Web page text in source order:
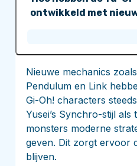
ontwikkeld met
Nieuwe mechanics
Pendulum en Link
Gi-Oh! characters
Yusei’s Synchro-stijl
monsters moderne
geven. Dit zorgt ervoor
blijven.